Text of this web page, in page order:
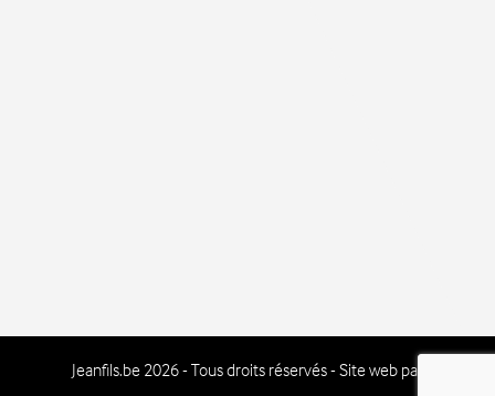
Jeanfils.be 2026 - Tous droits réservés - Site web par